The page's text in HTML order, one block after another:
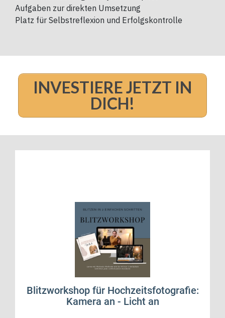
Aufgaben zur direkten Umsetzung
Platz für Selbstreflexion und Erfolgskontrolle
INVESTIERE JETZT IN
DICH!